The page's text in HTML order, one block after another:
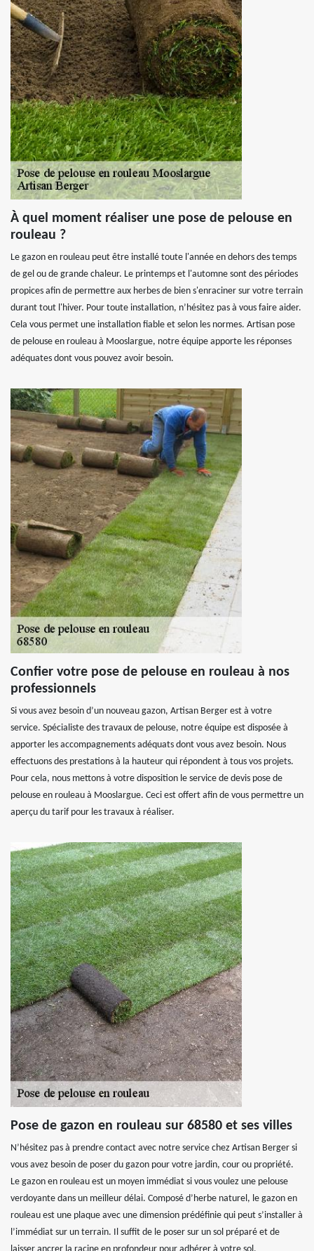
À quel moment réaliser une pose de pelouse en
rouleau ?
Le gazon en rouleau peut être installé toute l'année en dehors des temps
de gel ou de grande chaleur. Le printemps et l'automne sont des périodes
propices afin de permettre aux herbes de bien s'enraciner sur votre terrain
durant tout l'hiver. Pour toute installation, n’hésitez pas à vous faire aider.
Cela vous permet une installation fiable et selon les normes. Artisan pose
de pelouse en rouleau à Mooslargue, notre équipe apporte les réponses
adéquates dont vous pouvez avoir besoin.
Confier votre pose de pelouse en rouleau à nos
professionnels
Si vous avez besoin d’un nouveau gazon, Artisan Berger est à votre
service. Spécialiste des travaux de pelouse, notre équipe est disposée à
apporter les accompagnements adéquats dont vous avez besoin. Nous
effectuons des prestations à la hauteur qui répondent à tous vos projets.
Pour cela, nous mettons à votre disposition le service de devis pose de
pelouse en rouleau à Mooslargue. Ceci est offert afin de vous permettre un
aperçu du tarif pour les travaux à réaliser.
Pose de gazon en rouleau sur 68580 et ses villes
N’hésitez pas à prendre contact avec notre service chez Artisan Berger si
vous avez besoin de poser du gazon pour votre jardin, cour ou propriété.
Le gazon en rouleau est un moyen immédiat si vous voulez une pelouse
verdoyante dans un meilleur délai. Composé d’herbe naturel, le gazon en
rouleau est une plaque avec une dimension prédéfinie qui peut s’installer à
l’immédiat sur un terrain. Il suffit de le poser sur un sol préparé et de